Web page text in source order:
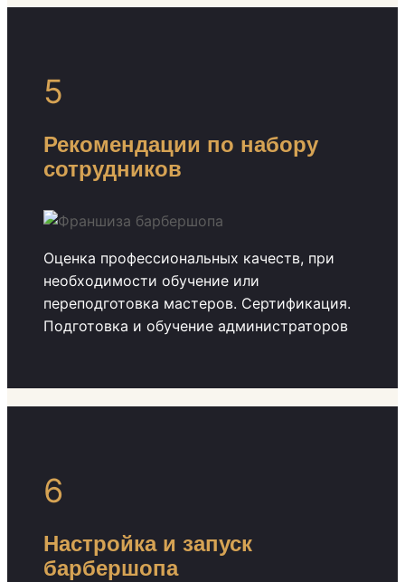
5
Рекомендации по набору
сотрудников
Оценка профессиональных качеств, при
необходимости обучение или
переподготовка мастеров. Сертификация.
Подготовка и обучение администраторов
6
Настройка и запуск
барбершопа